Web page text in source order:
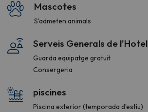
Mascotes
S'admeten animals
Serveis Generals de l'Hotel
Guarda equipatge gratuit
Consergeria
piscines
Piscina exterior (temporada d'estiu)